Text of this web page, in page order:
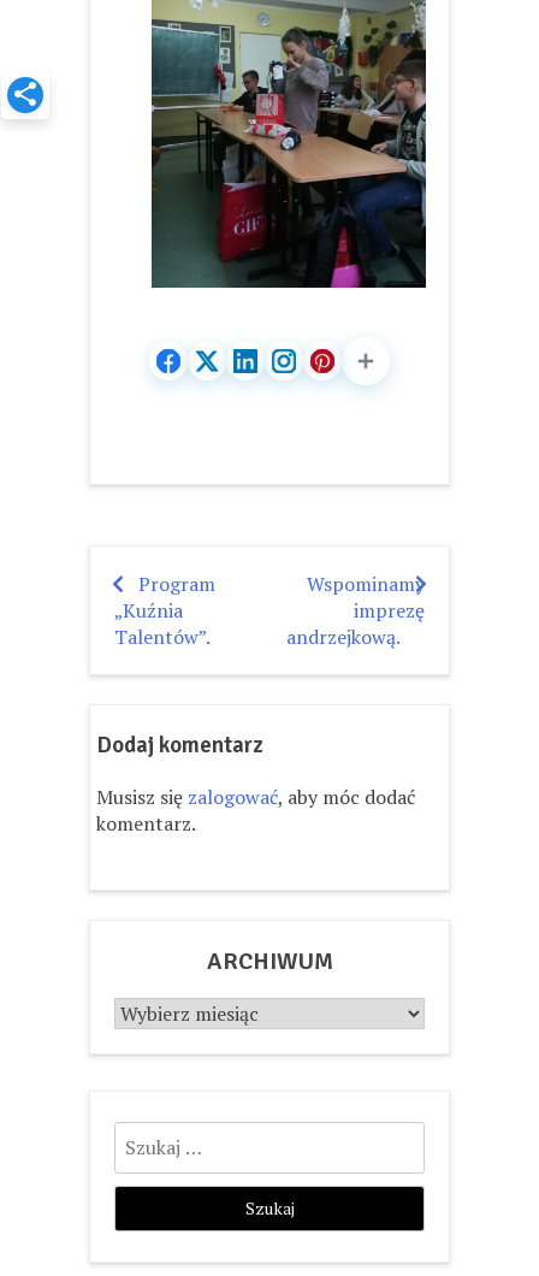
Nawigacja
wpisu
Program
„Kuźnia
Talentów”.
Wspominamy
imprezę
andrzejkową.
Dodaj komentarz
Musisz się zalogować, aby móc dodać
komentarz.
ARCHIWUM
Archiwum
Szukaj: